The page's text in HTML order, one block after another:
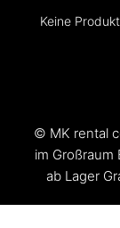
Keine